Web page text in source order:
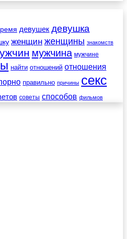
девушек девушка
женщин женщины знакомств
мужчина мужчине
найти отношений отношения
правильно причины секс
советы способов фильмов